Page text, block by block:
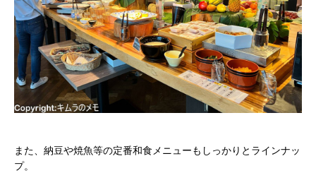
また、納豆や焼魚等の定番和食メニューもしっかりとラインナッ
プ。